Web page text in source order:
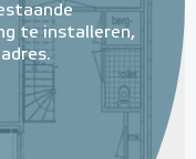
te installeren,